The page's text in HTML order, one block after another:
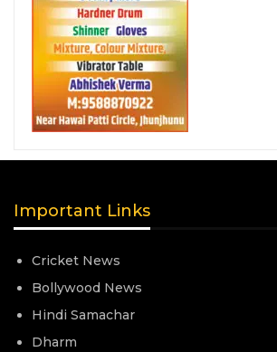
Important Links
Cricket News
Bollywood News
Hindi Samachar
Dharm